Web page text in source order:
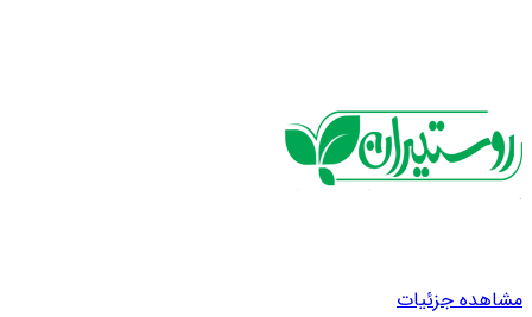
مشاهده جزئیات